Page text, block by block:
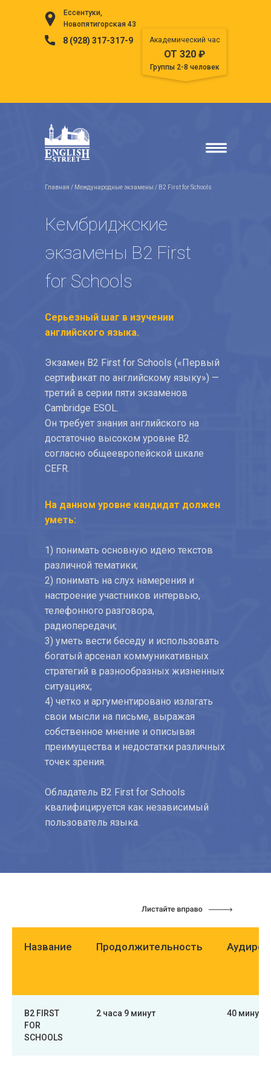
Ессентуки,
Новопятигорская 43
8 (928) 317-317-9 Академический час
ОТ 320 ₽
Группы 2-8 человек
Кембриджские
экзамены B2 First
for Schools
Главная / Международные экзамены / B2 First for Schools
Серьезный шаг в изучении
английского языка.
Экзамен B2 First for Schools («Первый
сертификат по английскому языку») —
третий в серии пяти экзаменов
Cambridge ESOL.
Он требует знания английского на
достаточно высоком уровне В2
согласно общеевропейской шкале
CEFR.
На данном уровне кандидат должен
уметь:
1) понимать основную идею текстов
различной тематики;
2) понимать на слух намерения и
настроение участников интервью,
телефонного разговора,
радиопередачи;
3) уметь вести беседу и использовать
богатый арсенал коммуникативных
стратегий в разнообразных жизненных
ситуациях;
4) четко и аргументировано излагать
свои мысли на письме, выражая
собственное мнение и описывая
преимущества и недостатки различных
точек зрения.
Обладатель B2 First for Schools
квалифицируется как независимый
пользователь языка.
Название Продолжительность
B2 FIRST
FOR
SCHOOLS
2 часа 9 минут 40 минут